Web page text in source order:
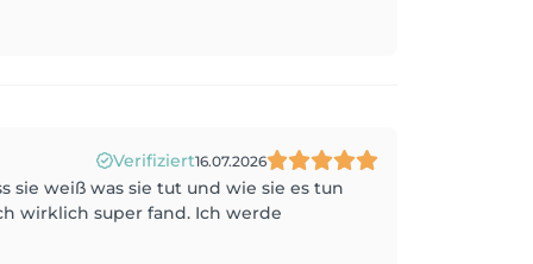
Verifiziert16.07.2026
sie weiß was sie tut und wie sie es tun
wirklich super fand. Ich werde